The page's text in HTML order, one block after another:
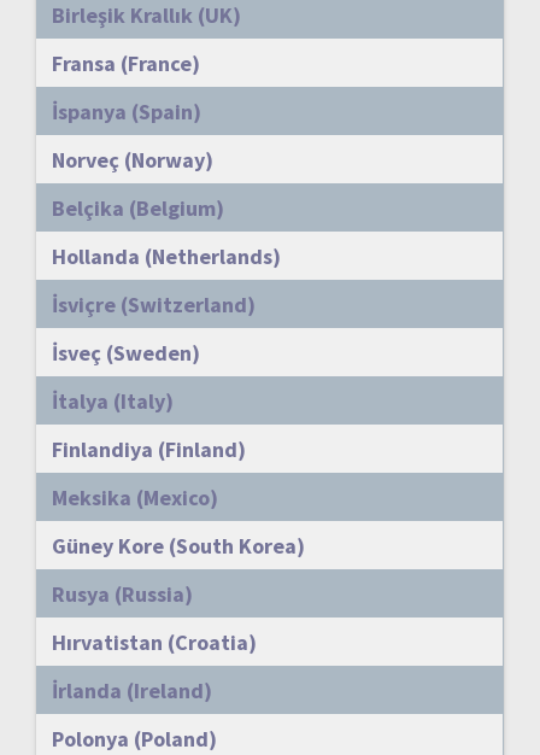
Birleşik Krallık (UK)
Fransa (France)
İspanya (Spain)
Norveç (Norway)
Belçika (Belgium)
Hollanda (Netherlands)
İsviçre (Switzerland)
İsveç (Sweden)
İtalya (Italy)
Finlandiya (Finland)
Meksika (Mexico)
Güney Kore (South Korea)
Rusya (Russia)
Hırvatistan (Croatia)
İrlanda (Ireland)
Polonya (Poland)